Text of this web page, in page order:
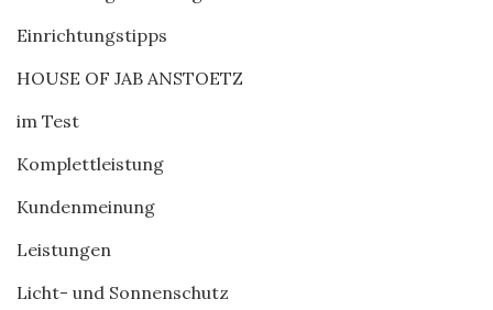
Einrichtungstipps
HOUSE OF JAB ANSTOETZ
im Test
Komplettleistung
Kundenmeinung
Leistungen
Licht- und Sonnenschutz